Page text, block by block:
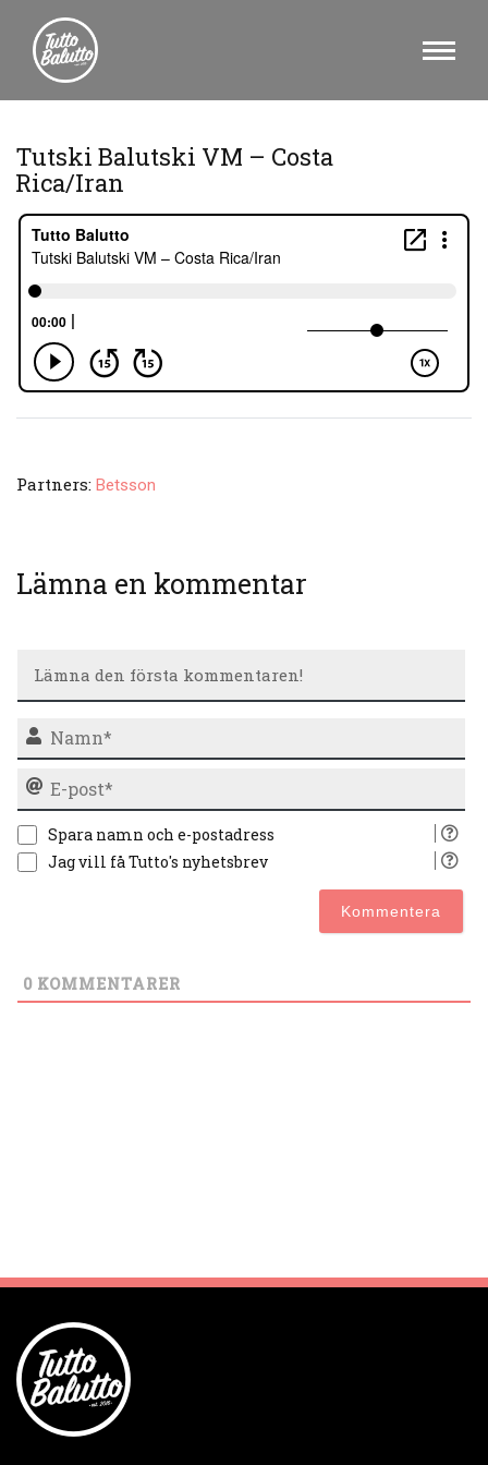
Tutski Balutski VM – Costa
Rica/Iran
Partners: Betsson
Lämna en kommentar
Spara namn och e-postadress
Jag vill få Tutto's nyhetsbrev
0 KOMMENTARER